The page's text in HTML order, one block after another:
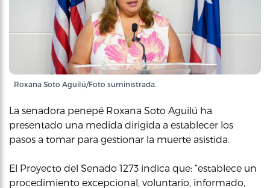
Roxana Soto Aguilú/Foto suministrada.
La senadora penepé Roxana Soto Aguilú ha
presentado una medida dirigida a establecer los
pasos a tomar para gestionar la muerte asistida.
El Proyecto del Senado 1273 indica que: “establece un
procedimiento excepcional, voluntario, informado,